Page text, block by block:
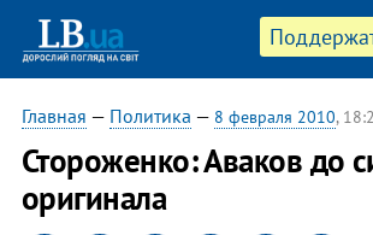
Главная — Политика — 8 февраля 2010,
Стороженко: Аваков до
оригинала